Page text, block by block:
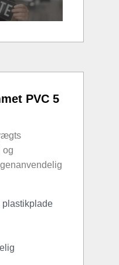
PVC 5
og
plastikplade